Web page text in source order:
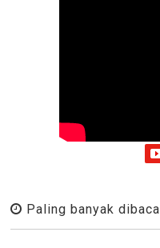
Paling banyak dibaca